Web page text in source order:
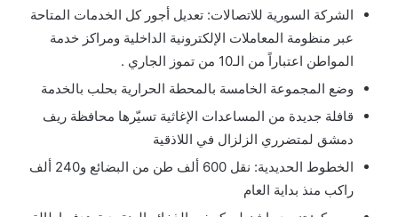
الشركة السورية للاتصالات: تعديل أجور كل الخدمات المتاحة
عبر منظومة المعاملات الإلكترونية الداخلية ومراكز خدمة
المواطن اعتباراً من الـ10 من تموز الجاري .
وضع المجموعة الخامسة بالمحطة الحرارية بحلب بالخدمة
قافلة جديدة من المساعدات الإغاثية تسيّرها محافظة ريف
دمشق لمتضرري الزلزال في اللاذقية
الخطوط الحديدية: نقل 600 ألف طن من البضائع و240 ألف
راكب منذ بداية العام